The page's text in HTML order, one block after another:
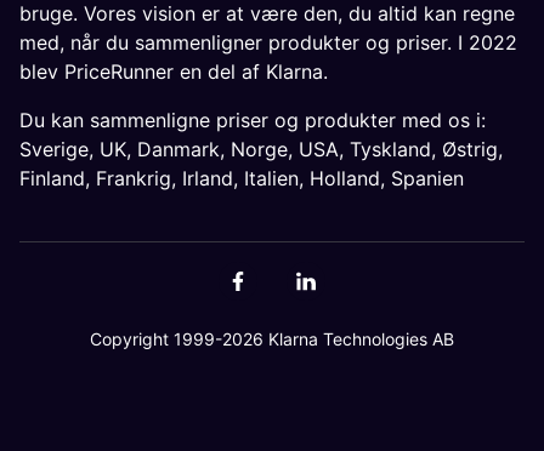
bruge. Vores vision er at være den, du altid kan regne
med, når du sammenligner produkter og priser. I 2022
blev PriceRunner en del af Klarna.
Du kan sammenligne priser og produkter med os i:
Sverige, UK, Danmark, Norge, USA, Tyskland, Østrig,
Finland, Frankrig, Irland, Italien, Holland, Spanien
Copyright 1999-2026 Klarna Technologies AB